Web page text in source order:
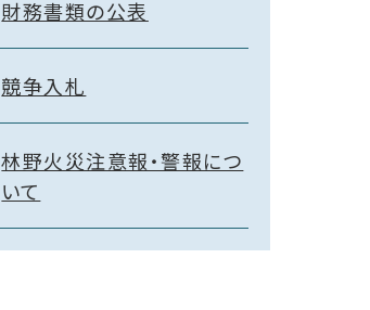
財務書類の公表
競争入札
林野火災注意報・警報につ
いて